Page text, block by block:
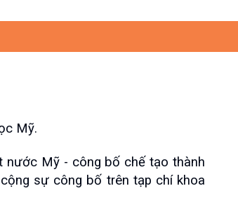
Mỹ.
nước Mỹ - công bố chế tạo thành
sự công bố trên tạp chí khoa